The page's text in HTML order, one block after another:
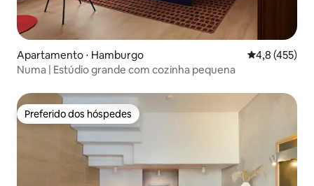
Apartamento ⋅ Hamburgo 4,8 de uma
4,8 (455)
Numa | Estúdio grande com cozinha pequena
Preferido dos hóspedes
Preferido dos hóspedes